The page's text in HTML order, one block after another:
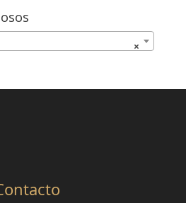
×